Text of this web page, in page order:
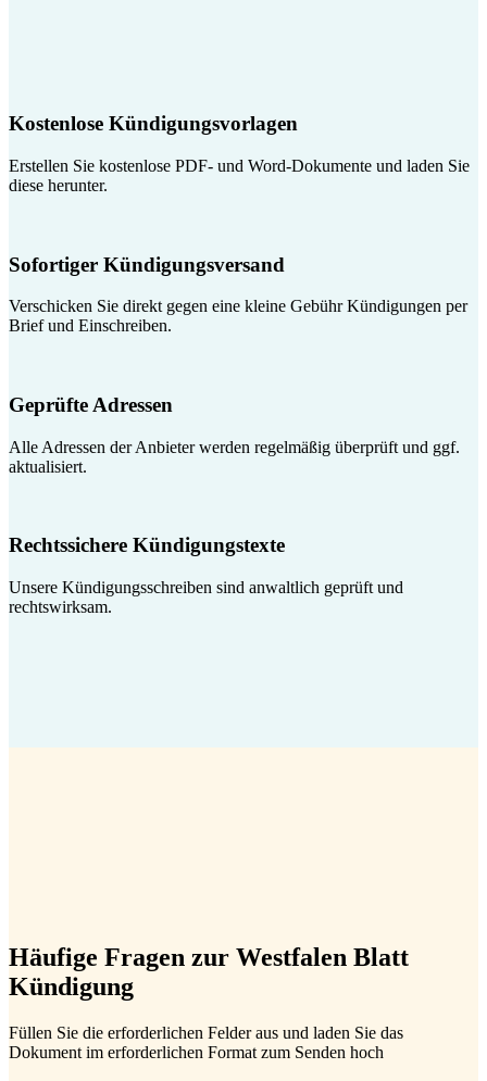
Kostenlose Kündigungsvorlagen
Erstellen Sie kostenlose PDF- und Word-Dokumente und laden Sie
diese herunter.
Sofortiger Kündigungsversand
Verschicken Sie direkt gegen eine kleine Gebühr Kündigungen per
Brief und Einschreiben.
Geprüfte Adressen
Alle Adressen der Anbieter werden regelmäßig überprüft und ggf.
aktualisiert.
Rechtssichere Kündigungstexte
Unsere Kündigungsschreiben sind anwaltlich geprüft und
rechtswirksam.
Häufige Fragen zur Westfalen Blatt
Kündigung
Füllen Sie die erforderlichen Felder aus und laden Sie das
Dokument im erforderlichen Format zum Senden hoch